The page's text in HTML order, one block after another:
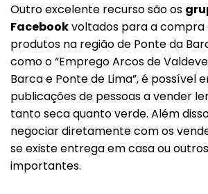
Outro excelente recurso são os
Facebookvoltados para a compra
produtos na região de Ponte da
como o “Emprego Arcos de
Barca e Ponte de Lima”, é possível
publicações de pessoas a vender
tanto seca quanto verde. Além
negociar diretamente com os
se existe entrega em casa ou
importantes.